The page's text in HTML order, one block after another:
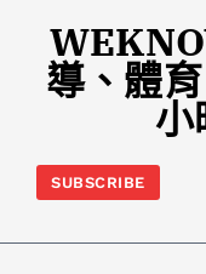
導、體
小
SUBSCRIBE